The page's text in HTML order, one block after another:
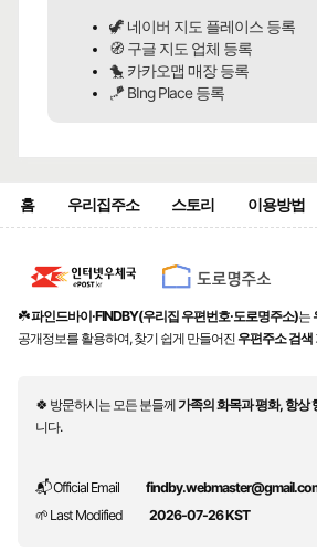
🦖 네이버 지도 플레이스 등록
🧭 구글 지도 업체 등록
🐤 카카오맵 매장 등록
🪁 BIng Place 등록
홈 우리집주소 스토리 이용방법
☘️파인드바이·FINDBY(우리집 우편번호·도로명주소)는
공개정보를 활용하여, 찾기 쉽게 만들어진 우편주소 검색
🍀 방문하시는 모든 분들께가족의 화목과 평화, 항상
니다.
📬 Official Email
🌱 Last Modified
2026-07-26 KST